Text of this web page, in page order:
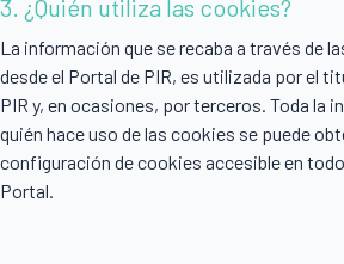
3. ¿Quién utiliza las cookies?
La información que se recaba a través de
desde el Portal de PIR, es utilizada por el
PIR y, en ocasiones, por terceros. Toda la
quién hace uso de las cookies se puede
configuración de cookies accesible en
Portal.